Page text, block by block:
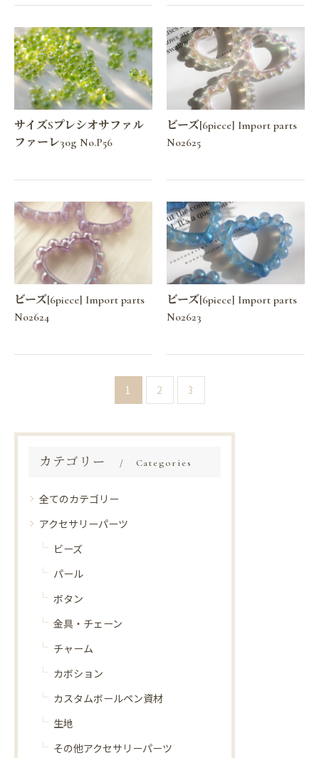
サイズSプレシオサファル
ファーレ30g No.P56
ビーズ[6piece] Import parts
No2625
ビーズ[6piece] Import parts
No2624
ビーズ[6piece] Import parts
No2623
1 2 3
カテゴリー Categories
全てのカテゴリー
アクセサリーパーツ
ビーズ
パール
ボタン
金具・チェーン
チャーム
カボション
カスタムボールペン資材
生地
その他アクセサリーパーツ